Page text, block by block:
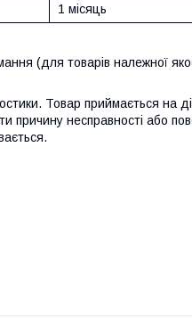
1 місяць
(для товарів належної
Товар приймається на
причину несправності або